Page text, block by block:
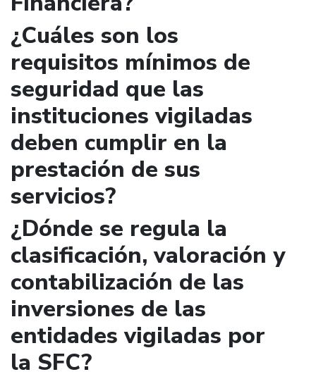
¿Cuáles son los
requisitos mínimos de
seguridad que las
instituciones vigiladas
deben cumplir en la
prestación de sus
servicios?
¿Dónde se regula la
clasificación, valoración y
contabilización de las
inversiones de las
entidades vigiladas por
la SFC?